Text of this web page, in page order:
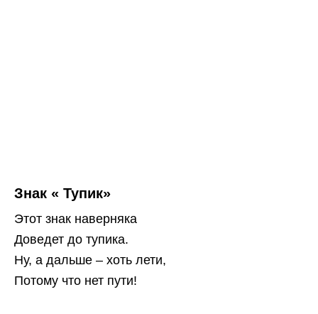
Знак « Тупик»
Этот знак наверняка
Доведет до тупика.
Ну, а дальше – хоть лети,
Потому что нет пути!